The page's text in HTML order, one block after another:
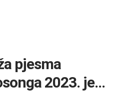
pjesma
2023. je…